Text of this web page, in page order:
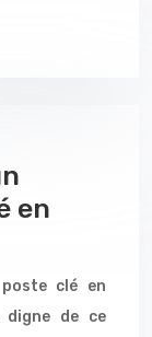
en
clé en
digne de ce